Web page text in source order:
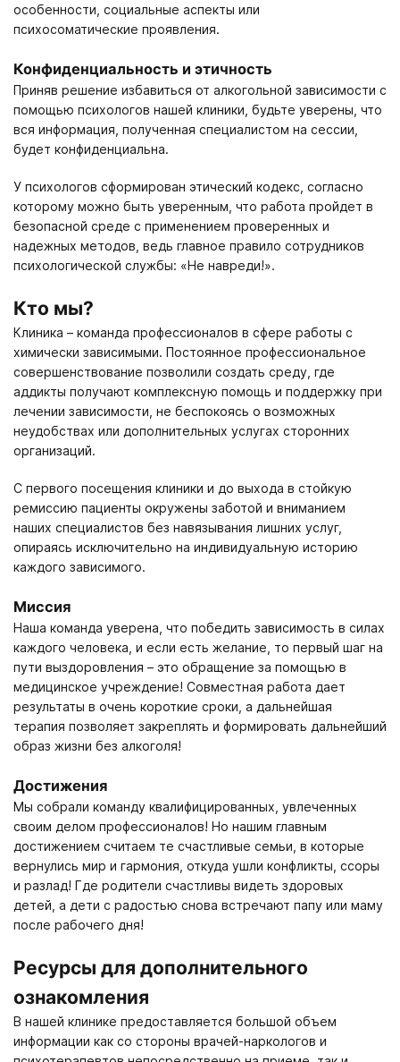
особенности, социальные аспекты или
психосоматические проявления.
Конфиденциальность и этичность
Приняв решение избавиться от алкогольной зависимости с
помощью психологов нашей клиники, будьте уверены, что
вся информация, полученная специалистом на сессии,
будет конфиденциальна.
У психологов сформирован этический кодекс, согласно
которому можно быть уверенным, что работа пройдет в
безопасной среде с применением проверенных и
надежных методов, ведь главное правило сотрудников
психологической службы: «Не навреди!».
Кто мы?
Клиника – команда профессионалов в сфере работы с
химически зависимыми. Постоянное профессиональное
совершенствование позволили создать среду, где
аддикты получают комплексную помощь и поддержку при
лечении зависимости, не беспокоясь о возможных
неудобствах или дополнительных услугах сторонних
организаций.
С первого посещения клиники и до выхода в стойкую
ремиссию пациенты окружены заботой и вниманием
наших специалистов без навязывания лишних услуг,
опираясь исключительно на индивидуальную историю
каждого зависимого.
Миссия
Наша команда уверена, что победить зависимость в силах
каждого человека, и если есть желание, то первый шаг на
пути выздоровления – это обращение за помощью в
медицинское учреждение! Совместная работа дает
результаты в очень короткие сроки, а дальнейшая
терапия позволяет закреплять и формировать дальнейший
образ жизни без алкоголя!
Достижения
Мы собрали команду квалифицированных, увлеченных
своим делом профессионалов! Но нашим главным
достижением считаем те счастливые семьи, в которые
вернулись мир и гармония, откуда ушли конфликты, ссоры
и разлад! Где родители счастливы видеть здоровых
детей, а дети с радостью снова встречают папу или маму
после рабочего дня!
Ресурсы для дополнительного
ознакомления
В нашей клинике предоставляется большой объем
информации как со стороны врачей-наркологов и